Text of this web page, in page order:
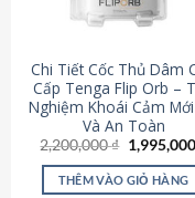
Chi Tiết Cốc Thủ Dâm
Cấp Tenga Flip Orb –
Nghiệm Khoái Cảm
Và An Toàn
2,200,000₫ Giá
gốc
là:
2,200,000
1,995,000
THÊM VÀO GIỎ HÀNG